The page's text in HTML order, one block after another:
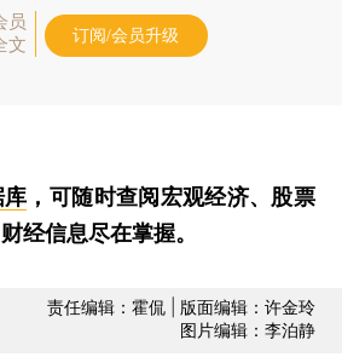
员
文
订阅/会员升级
库 ，可随时查阅宏观经济、股票
经信息尽在掌握。
责任编辑：霍侃 | 版面编辑：许金玲
图片编辑：李泊静